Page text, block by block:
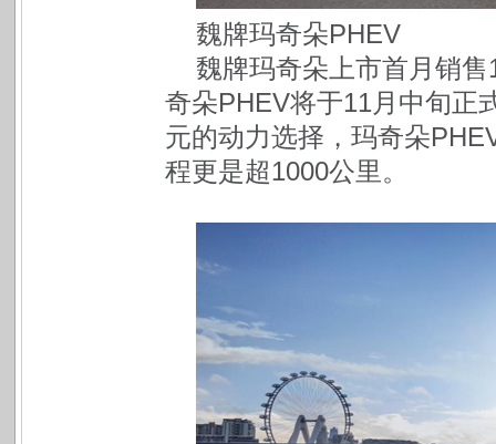
魏牌玛奇朵PHEV
魏牌玛奇朵上市首月销
奇朵PHEV将于11月中旬正
元的动力选择，玛奇朵
程更是超1000公里。